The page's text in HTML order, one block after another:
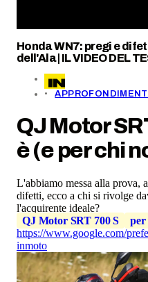
Honda WN7: pregi e
dell'Ala | IL VIDEO DEL
APPROFONDIMENTI
QJ Motor
è (e per chi
L'abbiamo messa alla prova,
difetti, ecco a chi si rivolge
l'acquirente ideale?
QJ Motor SRT 700 S
per
https://www.google.com/
inmoto